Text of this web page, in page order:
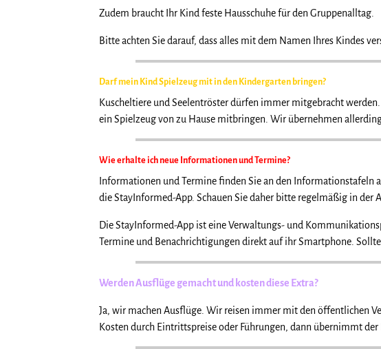
Zudem braucht Ihr Kind feste Hausschuhe für den Gruppenalltag.
Bitte achten Sie darauf, dass alles mit dem Namen Ihres Kindes
Darf mein Kind Spielzeug mit in den Kindergarten bringen?
Kuscheltiere und Seelentröster dürfen immer mitgebracht
ein Spielzeug von zu Hause mitbringen. Wir übernehmen
Wie erhalte ich neue Informationen und Termine?
Informationen und Termine finden Sie an den
die StayInformed-App. Schauen Sie daher bitte regelmäßig in der
Die StayInformed-App ist eine Verwaltungs- und
Termine und Benachrichtigungen direkt auf ihr Smartphone.
Werden Ausflüge gemacht und kosten diese Extra?
Ja, wir machen Ausflüge. Wir reisen immer mit den öffentlichen
Kosten durch Eintrittspreise oder Führungen, dann übernimmt